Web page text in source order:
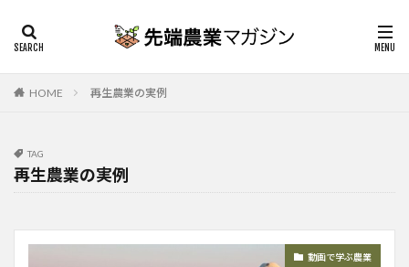
HOME 再生農業の実例
TAG
再生農業の実例
動画で学ぶ農業